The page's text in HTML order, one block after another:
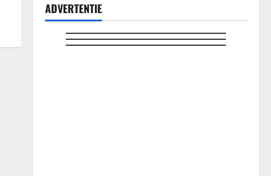
ADVERTENTIE